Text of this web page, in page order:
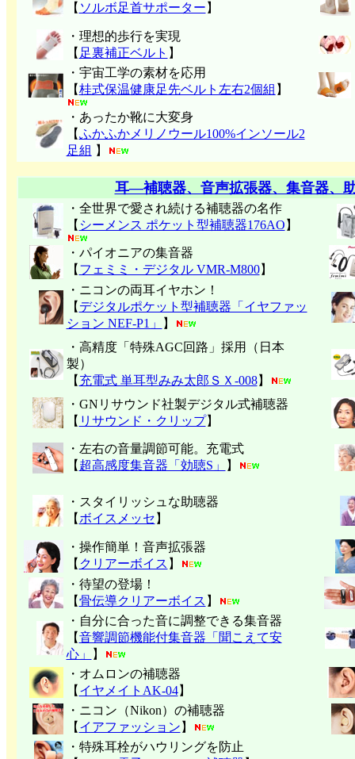
【 ソルボ足首サポーター 】
・理想的歩行を実現
【 足裏補正ベルト 】
・宇宙工学の素材を応用
【桂式保温健康足先ベルト左右2個組 】
・あったか靴に大変身
【ふかふかメリノウール100%インソール2
足組 】
耳―補聴器、音声拡張器、集音器、
・全世界で愛され続ける補聴器の名作
【 シーメンス ポケット型補聴器176AO 】
・パイオニアの集音器
【 フェミミ・デジタル VMR-M800】
・ニコンの両耳イヤホン！
【 デジタルポケット型補聴器「イヤファッ
ション NEF-P1」
】
・高精度「特殊AGC回路」採用（日本
製）
【 充電式 単耳型みみ太郎ＳＸ-008】
・GNリサウンド社製デジタル式補聴器
【 リサウンド・クリップ】
・左右の音量調節可能。充電式
【 超高感度集音器「効聴S」 】
・スタイリッシュな助聴器
【 ボイスメッセ 】
・操作簡単！音声拡張器
【 クリアーボイス 】
・待望の登場！
【骨伝導クリアーボイス 】
・自分に合った音に調整できる集音器
【音響調節機能付集音器「聞こえて安
心」
】
・オムロンの補聴器
【 イヤメイトAK-04】
・ニコン（Nikon）の補聴器
【 イアファッション 】
・特殊耳栓がハウリングを防止